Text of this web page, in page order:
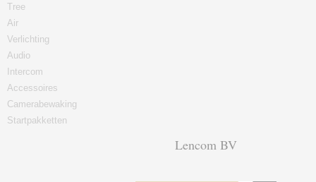
Tree
Air
Verlichting
Audio
Intercom
Accessoires
Camerabewaking
Startpakketten
Lencom BV